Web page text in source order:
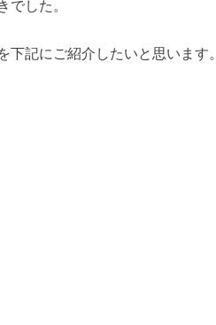
でした。
記にご紹介したいと思います。